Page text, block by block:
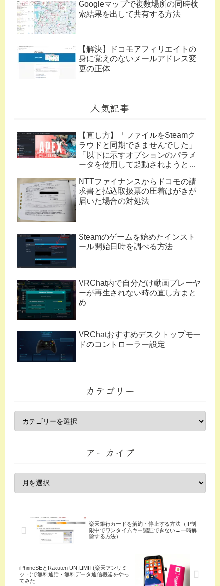
Googleマップで複数場所の同時検
索結果を出して共有する方法
【解決】ドコモアフィリエイトの
身に覚えのないメールアドレス変
更の正体
人気記事
【直し方】「ファイルをSteamク
ラウドと同期できませんでした」
「以下に示すオプションのパラメ
ータを使用して起動されようとし
NTTファイナンスからドコモの請
求書と払込取扱票の圧着はがきが
届いた場合の対処法
Steamのゲームを始めたインスト
ール開始日時を調べる方法
VRChat内で自分だけ動画プレーヤ
ーが再生されない時の直し方まと
め
VRChatおすすめデスクトップモー
ドのコントローラー設定
カテゴリー
アーカイブ
楽天銀行カードを解約・停止する方法（IP制
限中でワンタイムキー認証できない→一時解
除する方法）
iPhoneSEとRakuten UN-LIMIT(楽天アンリミ
ット)で無料通話・無料データ通信機器をやっ
てみた